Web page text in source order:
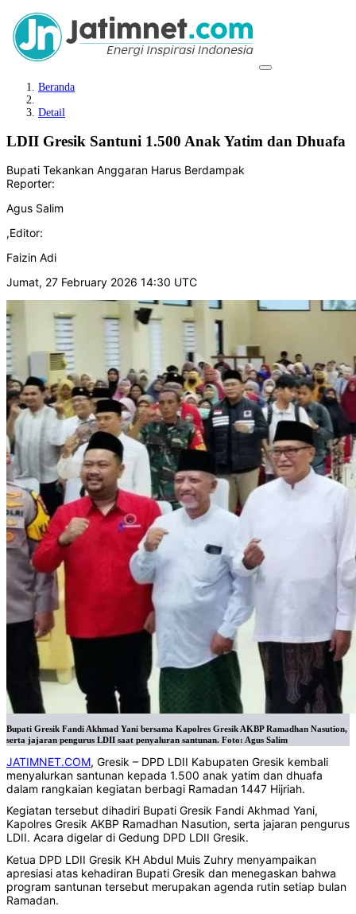
Beranda
Detail
LDII Gresik Santuni 1.500 Anak Yatim dan Dhuafa
Bupati Tekankan Anggaran Harus Berdampak
Reporter:
Agus Salim
,Editor:
Faizin Adi
Jumat, 27 February 2026 14:30 UTC
Bupati Gresik Fandi Akhmad Yani bersama Kapolres Gresik AKBP Ramadhan Nasution,
serta jajaran pengurus LDII saat penyaluran santunan. Foto: Agus Salim
JATIMNET.COM, Gresik – DPD LDII Kabupaten Gresik kembali
menyalurkan santunan kepada 1.500 anak yatim dan dhuafa
dalam rangkaian kegiatan berbagi Ramadan 1447 Hijriah.
Kegiatan tersebut dihadiri Bupati Gresik Fandi Akhmad Yani,
Kapolres Gresik AKBP Ramadhan Nasution, serta jajaran pengurus
LDII. Acara digelar di Gedung DPD LDII Gresik.
Ketua DPD LDII Gresik KH Abdul Muis Zuhry menyampaikan
apresiasi atas kehadiran Bupati Gresik dan menegaskan bahwa
program santunan tersebut merupakan agenda rutin setiap bulan
Ramadan.